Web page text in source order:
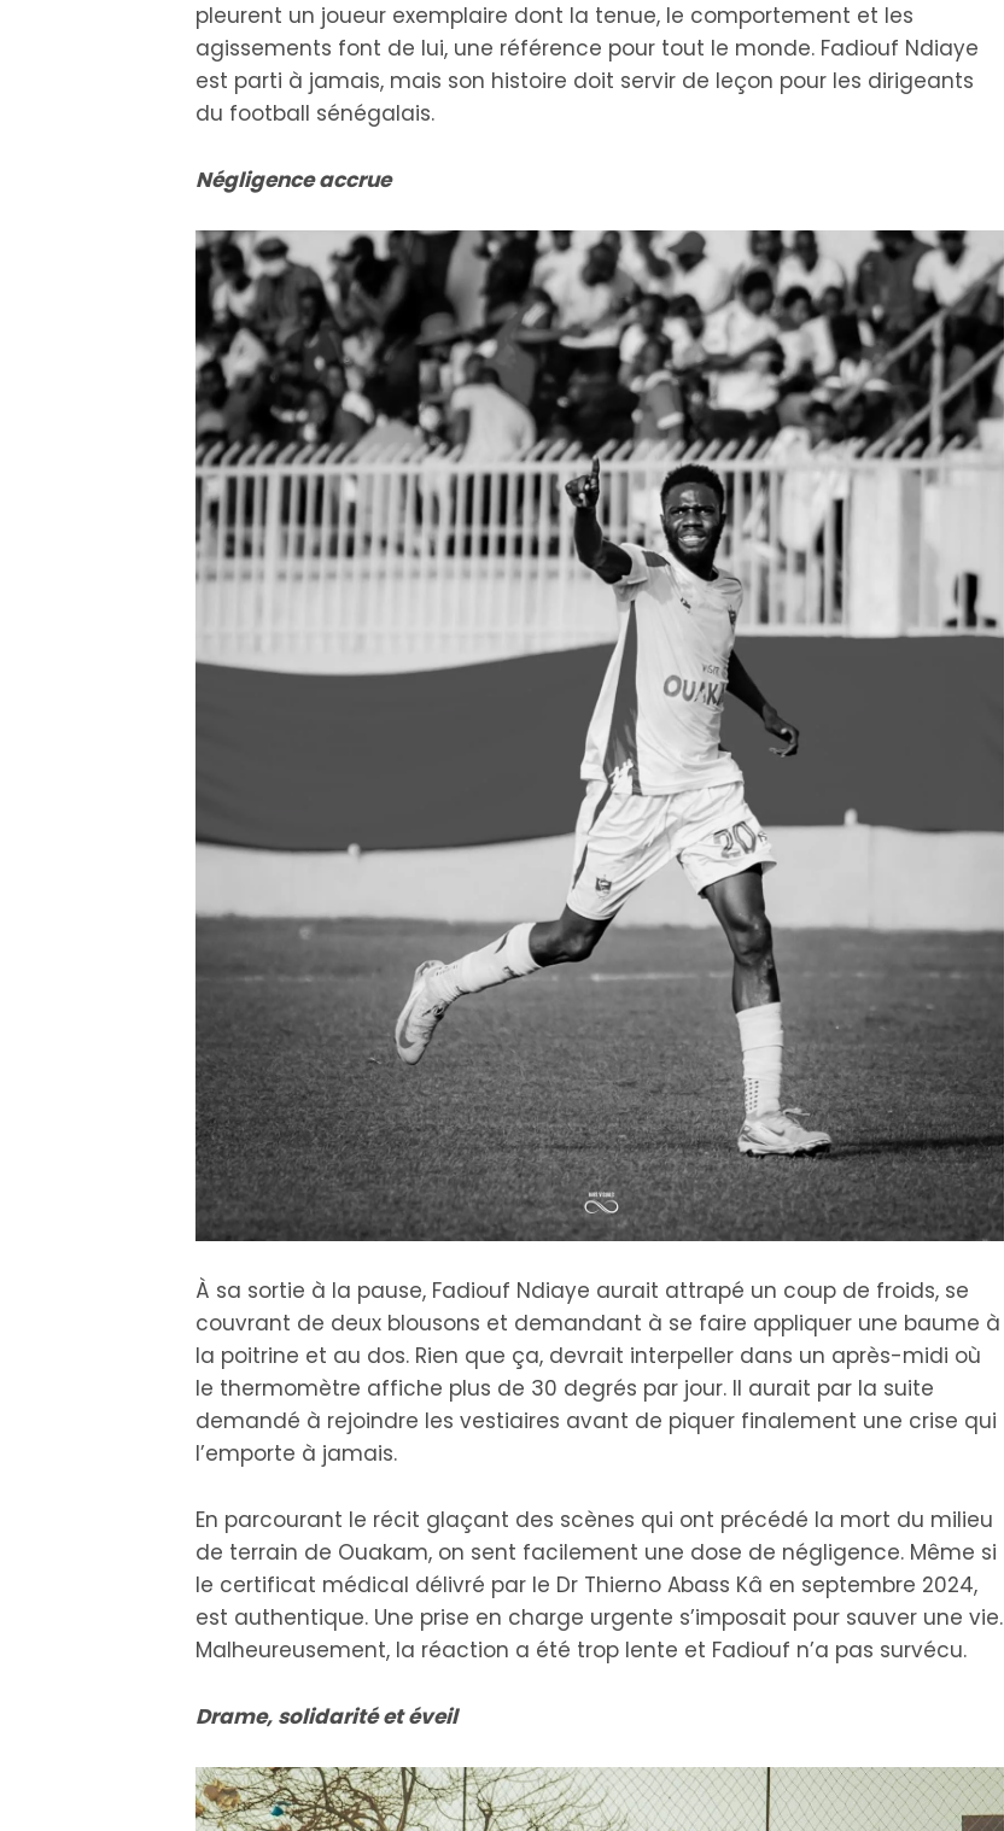
pleurent un joueur exemplaire dont la tenue, le comportement et les
agissements font de lui, une référence pour tout le monde. Fadiouf Ndiaye
est parti à jamais, mais son histoire doit servir de leçon pour les dirigeants
du football sénégalais.
Négligence accrue
À sa sortie à la pause, Fadiouf Ndiaye aurait attrapé un coup de froids, se
couvrant de deux blousons et demandant à se faire appliquer une baume à
la poitrine et au dos. Rien que ça, devrait interpeller dans un après-midi où
le thermomètre affiche plus de 30 degrés par jour. Il aurait par la suite
demandé à rejoindre les vestiaires avant de piquer finalement une crise qui
l’emporte à jamais.
En parcourant le récit glaçant des scènes qui ont précédé la mort du milieu
de terrain de Ouakam, on sent facilement une dose de négligence. Même si
le certificat médical délivré par le Dr Thierno Abass Kâ en septembre 2024,
est authentique. Une prise en charge urgente s’imposait pour sauver une vie.
Malheureusement, la réaction a été trop lente et Fadiouf n’a pas survécu.
Drame, solidarité et éveil